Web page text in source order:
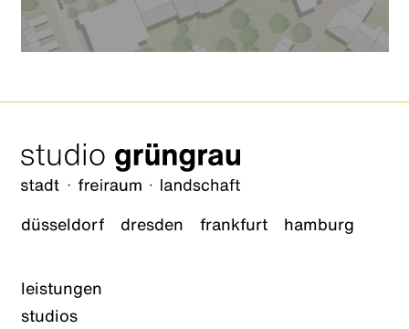
düsseldorf dresden frankfurt hamburg
leistungen
studios